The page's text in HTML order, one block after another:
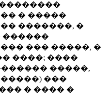
� �����
�������, �
������
��� �����, �
����; ����
�����,
���
� ���� �